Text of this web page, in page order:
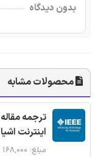
بدون دیدگاه
محصولات مشابه
اینترنت اشیا
مبلغ: ۱۶۸,۰۰۰ تومان